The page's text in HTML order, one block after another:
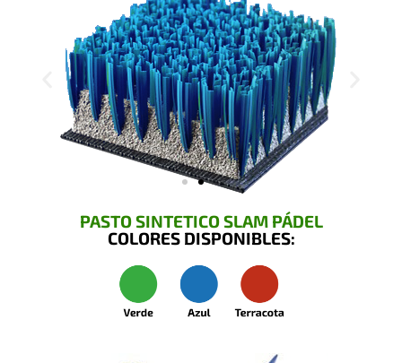
PASTO SINTETICO SLAM PÁDEL
COLORES DISPONIBLES: